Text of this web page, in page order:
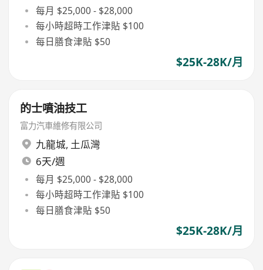
每月 $25,000 - $28,000
每小時超時工作津貼 $100
每日膳食津貼 $50
$25K-28K/月
的士噴油技工
富力汽車維修有限公司
九龍城, 土瓜灣
6天/週
每月 $25,000 - $28,000
每小時超時工作津貼 $100
每日膳食津貼 $50
$25K-28K/月